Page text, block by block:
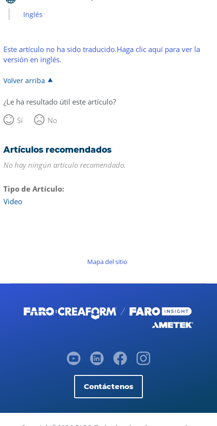
Inglés
Este artículo no ha sido traducido.Haga clic aquí para ver la
versión en inglés.
Volver arriba
¿Le ha resultado útil este artículo?
Sí
No
Artículos recomendados
No hay ningún artículo recomendado.
Tipo de Artículo
Video
Mapa del sitio
Contáctenos